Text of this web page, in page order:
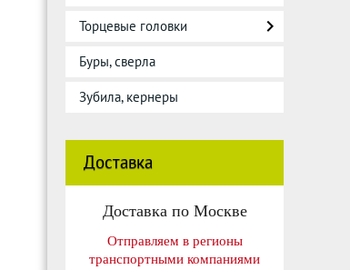
Торцевые головки
Буры, сверла
Зубила, кернеры
Доставка
Доставка по Москве
Отправляем в регионы
транспортными компаниями